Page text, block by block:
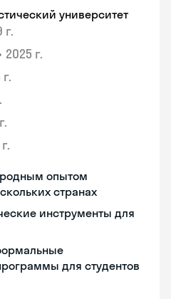
университет
г.
2025 г.
опытом
странах
инструменты для
для студентов